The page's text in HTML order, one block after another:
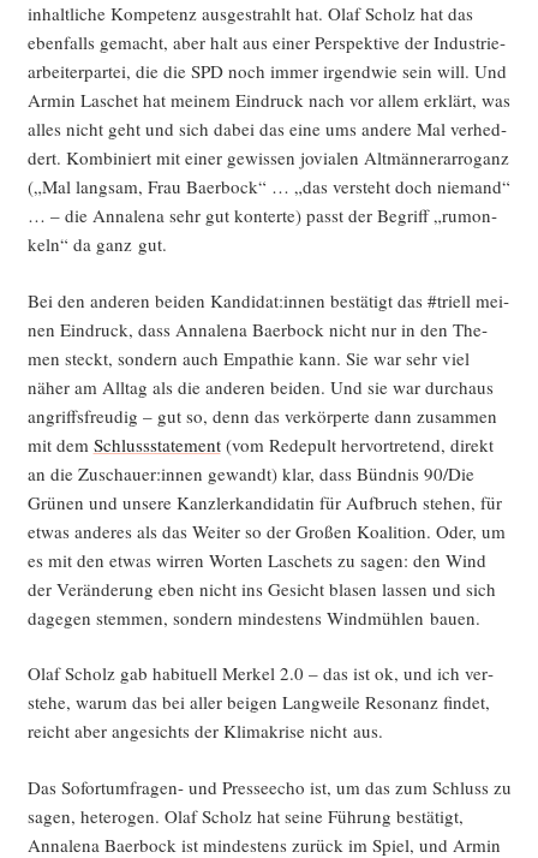
inhalt­li­che Kom­pe­tenz aus­ge­strahlt hat. Olaf Scholz hat das
eben­falls gemacht, aber halt aus einer Per­spek­ti­ve der Indus­trie­
ar­bei­ter­par­tei, die die SPD noch immer irgend­wie sein will. Und
Armin Laschet hat mei­nem Ein­druck nach vor allem erklärt, was
alles nicht geht und sich dabei das eine ums ande­re Mal ver­hed­
dert. Kom­bi­niert mit einer gewis­sen jovia­len Alt­män­ner­ar­ro­ganz
(„Mal lang­sam, Frau Baer­bock“ … „das ver­steht doch nie­mand“
… – die Anna­le­na sehr gut kon­ter­te) passt der Begriff „rum­on­
keln“ da ganz gut.
Bei den ande­ren bei­den Kandidat:innen bestä­tigt das #tri­ell mei­
nen Ein­druck, dass Anna­le­na Baer­bock nicht nur in den The­
men steckt, son­dern auch Empa­thie kann. Sie war sehr viel
näher am All­tag als die ande­ren bei­den. Und sie war durch­aus
angriffs­freu­dig – gut so, denn das ver­kör­per­te dann zusam­men
mit dem Schluss­state­ment(vom Rede­pult her­vor­tre­tend, direkt
an die Zuschauer:innen gewandt) klar, dass Bünd­nis 90/Die
Grü­nen und unse­re Kanz­ler­kan­di­da­tin für Auf­bruch ste­hen, für
etwas ande­res als das Wei­ter so der Gro­ßen Koali­ti­on. Oder, um
es mit den etwas wir­ren Wor­ten Laschets zu sagen: den Wind
der Ver­än­de­rung eben nicht ins Gesicht bla­sen las­sen und sich
dage­gen stem­men, son­dern min­des­tens Wind­müh­len bauen.
Olaf Scholz gab habi­tu­ell Mer­kel 2.0 – das ist ok, und ich ver­
ste­he, war­um das bei aller bei­gen Lang­wei­le Reso­nanz fin­det,
reicht aber ange­sichts der Kli­ma­kri­se nicht aus.
Das Sofort­um­fra­gen- und Pres­se­echo ist, um das zum Schluss zu
sagen, hete­ro­gen. Olaf Scholz hat sei­ne Füh­rung bestä­tigt,
Anna­le­na Baer­bock ist min­des­tens zurück im Spiel, und Armin